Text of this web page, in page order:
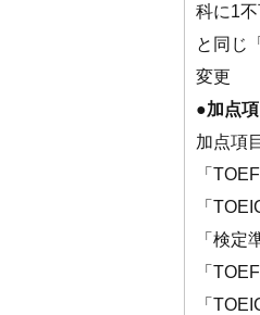
科に1
と同じ
変更
●加点
加点項
「
「
「検定
「
「